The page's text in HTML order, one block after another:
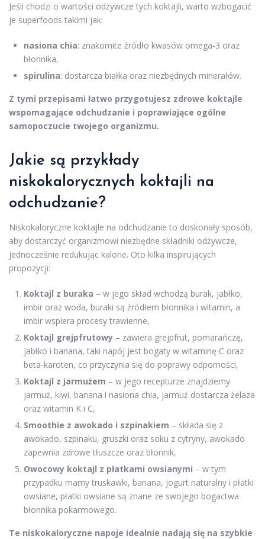
Jeśli chodzi o wartości odżywcze tych koktajli, warto wzbogacić
je superfoods takimi jak:
nasiona chia: znakomite źródło kwasów omega-3 oraz
błonnika,
spirulina: dostarcza białka oraz niezbędnych minerałów.
Z tymi przepisami łatwo przygotujesz zdrowe koktajle
wspomagające odchudzanie i poprawiające ogólne
samopoczucie twojego organizmu.
Jakie są przykłady
niskokalorycznych koktajli na
odchudzanie?
Niskokaloryczne koktajle na odchudzanie to doskonały sposób,
aby dostarczyć organizmowi niezbędne składniki odżywcze,
jednocześnie redukując kalorie. Oto kilka inspirujących
propozycji:
Koktajl z buraka – w jego skład wchodzą burak, jabłko,
imbir oraz woda, buraki są źródłem błonnika i witamin, a
imbir wspiera procesy trawienne,
Koktajl grejpfrutowy – zawiera grejpfrut, pomarańczę,
jabłko i banana, taki napój jest bogaty w witaminę C oraz
beta-karoten, co przyczynia się do poprawy odporności,
Koktajl z jarmużem – w jego recepturze znajdziemy
jarmuż, kiwi, banana i nasiona chia, jarmuż dostarcza żelaza
oraz witamin K i C,
Smoothie z awokado i szpinakiem – składa się z
awokado, szpinaku, gruszki oraz soku z cytryny, awokado
zapewnia zdrowe tłuszcze oraz błonnik,
Owocowy koktajl z płatkami owsianymi – w tym
przypadku mamy truskawki, banana, jogurt naturalny i płatki
owsiane, płatki owsiane są znane ze swojego bogactwa
błonnika pokarmowego.
Te niskokaloryczne napoje idealnie nadają się na szybkie